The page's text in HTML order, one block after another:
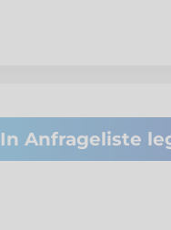
In Anfrageliste